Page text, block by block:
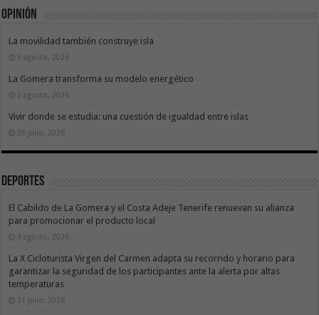
Opinión
La movilidad también construye isla
9 agosto, 2026
La Gomera transforma su modelo energético
2 agosto, 2026
Vivir donde se estudia: una cuestión de igualdad entre islas
26 julio, 2026
Deportes
El Cabildo de La Gomera y el Costa Adeje Tenerife renuevan su alianza
para promocionar el producto local
3 agosto, 2026
La X Cicloturista Virgen del Carmen adapta su recorrido y horario para
garantizar la seguridad de los participantes ante la alerta por altas
temperaturas
31 julio, 2026